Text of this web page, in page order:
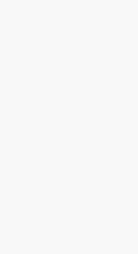
”还是“人道危